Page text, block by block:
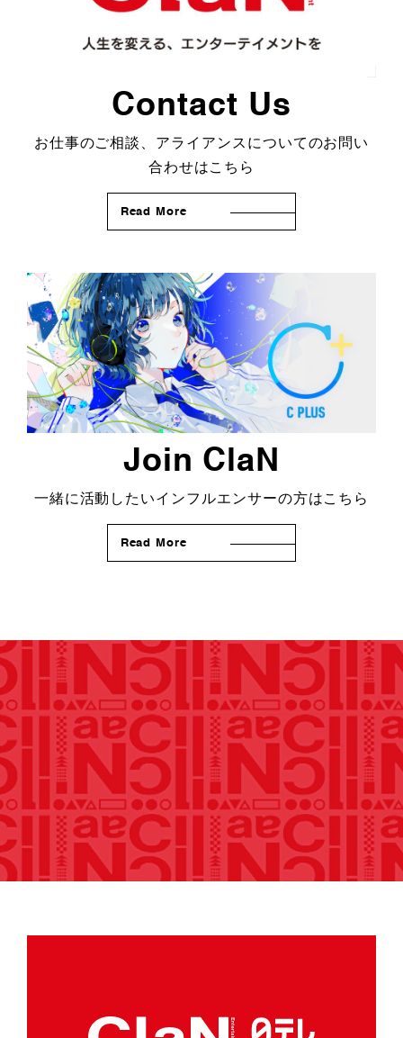
Contact Us
お仕事のご相談、アライアンスについてのお問い
合わせはこちら
Read More
Join ClaN
一緒に活動したいインフルエンサーの方はこちら
Read More